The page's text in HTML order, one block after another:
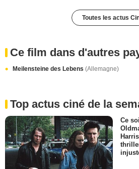
Toutes les actus
Ce film dans d'autres
Meilensteine des Lebens (Allemagne)
Top actus ciné de la
Ce